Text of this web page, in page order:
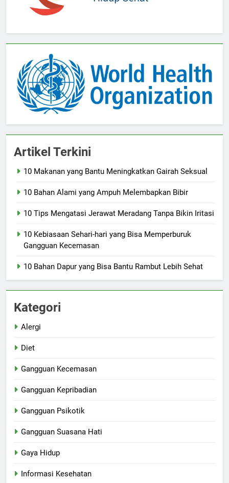
Artikel Terkini
10 Makanan yang Bantu Meningkatkan Gairah Seksual
10 Bahan Alami yang Ampuh Melembapkan Bibir
10 Tips Mengatasi Jerawat Meradang Tanpa Bikin Iritasi
10 Kebiasaan Sehari-hari yang Bisa Memperburuk
Gangguan Kecemasan
10 Bahan Dapur yang Bisa Bantu Rambut Lebih Sehat
Kategori
Alergi
Diet
Gangguan Kecemasan
Gangguan Kepribadian
Gangguan Psikotik
Gangguan Suasana Hati
Gaya Hidup
Informasi Kesehatan